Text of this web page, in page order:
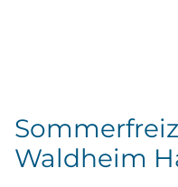
Waldheim